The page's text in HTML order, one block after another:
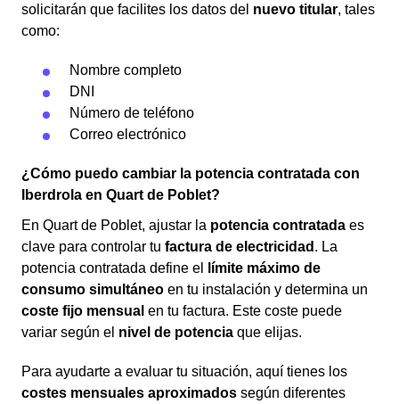
solicitarán que facilites los datos del nuevo titular, tales
como:
Nombre completo
DNI
Número de teléfono
Correo electrónico
¿Cómo puedo cambiar la potencia contratada con
Iberdrola en Quart de Poblet?
En Quart de Poblet, ajustar la potencia contratada es
clave para controlar tu factura de electricidad . La
potencia contratada define el
límite máximo de
consumo simultáneo en tu instalación y determina un
coste fijo mensual en tu factura. Este coste puede
variar según el nivel de potencia que elijas.
Para ayudarte a evaluar tu situación, aquí tienes los
costes mensuales aproximados según diferentes